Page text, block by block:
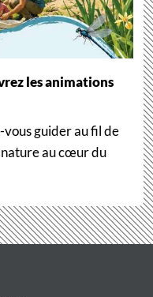
les animations
vous guider au fil de
au cœur du